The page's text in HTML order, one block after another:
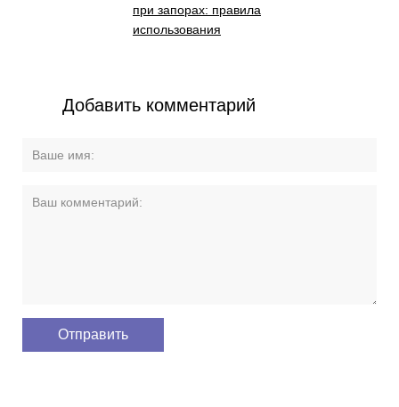
при запорах: правила
использования
Добавить комментарий